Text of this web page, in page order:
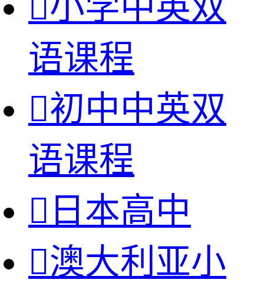
小学中英双
语课程
初中中英双
语课程
 日本高中
澳大利亚小